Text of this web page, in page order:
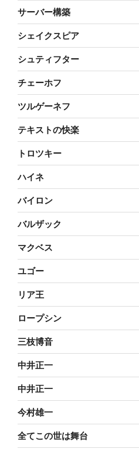
サーバー構築
シェイクスピア
シュティフター
チェーホフ
ツルゲーネフ
テキストの快楽
トロツキー
ハイネ
バイロン
バルザック
マクベス
ユゴー
リア王
ロープシン
三枝博音
中井正一
中井正一
今村雄一
全てこの世は舞台